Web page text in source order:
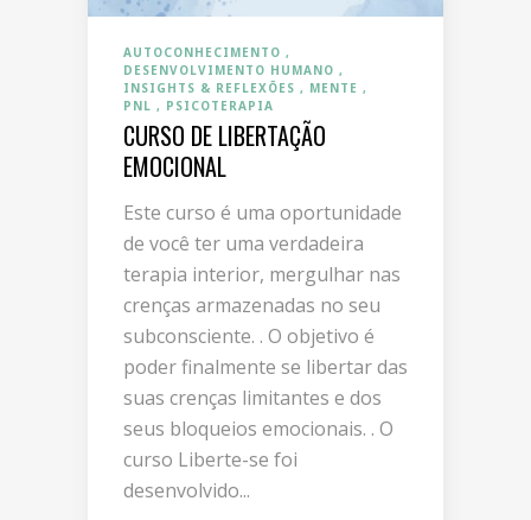
AUTOCONHECIMENTO
DESENVOLVIMENTO HUMANO
INSIGHTS & REFLEXÕES
MENTE
PNL
PSICOTERAPIA
CURSO DE LIBERTAÇÃO
EMOCIONAL
Este curso é uma oportunidade
de você ter uma verdadeira
terapia interior, mergulhar nas
crenças armazenadas no seu
subconsciente. . O objetivo é
poder finalmente se libertar das
suas crenças limitantes e dos
seus bloqueios emocionais. . O
curso Liberte-se foi
desenvolvido...